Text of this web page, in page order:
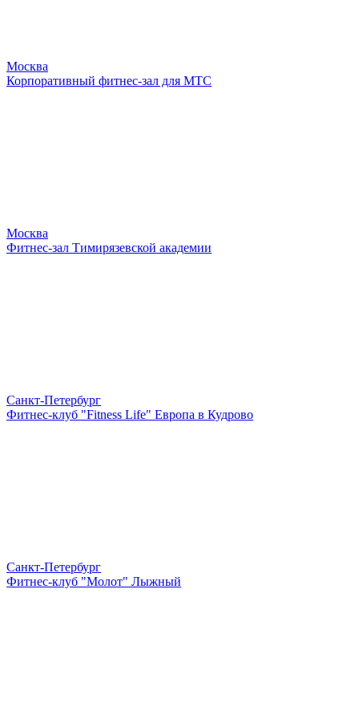
Москва
Корпоративный фитнес-зал для МТС
Москва
Фитнес-зал Тимирязевской академии
Санкт-Петербург
Фитнес-клуб "Fitness Life" Европа в Кудрово
Санкт-Петербург
Фитнес-клуб "Молот" Лыжный